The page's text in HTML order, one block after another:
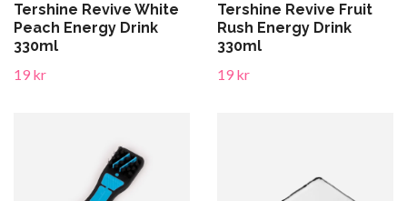
Tershine Revive White
Peach Energy Drink
330ml
19 kr
Tershine Revive Fruit
Rush Energy Drink
330ml
19 kr